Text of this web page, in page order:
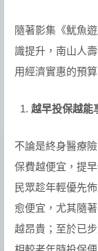
隨著影集《魷魚
識提升，南山人
用經濟實惠的預
越早投保越能
不論是終身醫療
保費越便宜，提
民眾趁年輕優先
愈便宜，尤其隨
越昂貴；至於已